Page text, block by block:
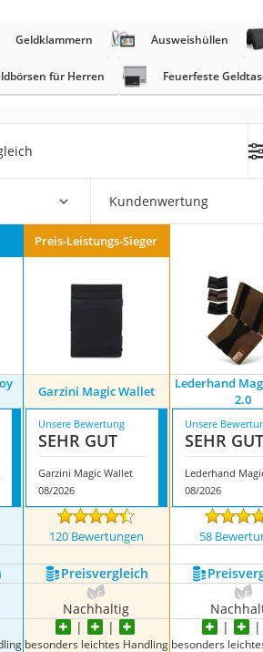
Geldklammern Ausweishüllen
für Herren Feuerfeste
Kundenwertung
Preis-Leistungs-Sieger
Garzini Magic Wallet
Lederhand
2.0
Unsere Bewertung
SEHR GUT
Garzini Magic Wallet
08/2026
Unsere
SEHR GUT
08/2026
120 Bewertungen 58
Preis­vergleich
Nachhaltig
besonders leichtes Handling besonders